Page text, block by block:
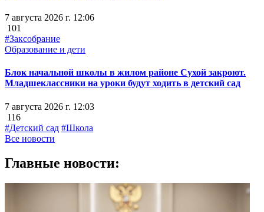
7 августа 2026 г. 12:06
101
#Заксобрание
Образование и дети
Блок начальной школы в жилом районе Сухой закроют.
Младшеклассники на уроки будут ходить в детский сад
7 августа 2026 г. 12:03
116
#Детский сад #Школа
Все новости
Главные новости: